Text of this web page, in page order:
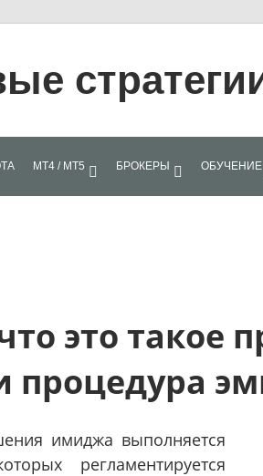
МТ4 / МТ5 БРОКЕРЫ ОБУЧЕНИЕ
это такое
процедура
имиджа выполняется
регламентируется